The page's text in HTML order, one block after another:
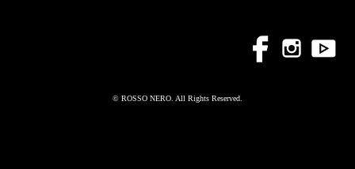
© ROSSO NERO. All Rights Reserved.